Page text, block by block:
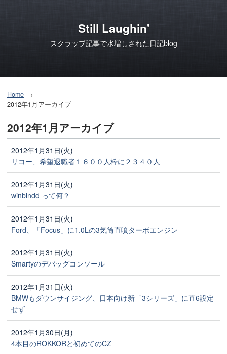
Still Laughin'
スクラップ記事で水増しされた日記blog
Home
2012年1月アーカイブ
2012年1月アーカイブ
2012年1月31日(火)
リコー、希望退職者１６００人枠に２３４０人
2012年1月31日(火)
winbindd って何？
2012年1月31日(火)
Ford、「Focus」に1.0Lの3気筒直噴ターボエンジン
2012年1月31日(火)
Smartyのデバッグコンソール
2012年1月31日(火)
BMWもダウンサイジング、日本向け新「3シリーズ」に直6設定
せず
2012年1月30日(月)
4本目のROKKORと初めてのCZ